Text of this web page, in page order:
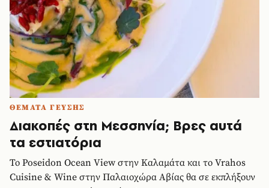
ΘΕΜΑΤΑ ΓΕΥΣΗΣ
Διακοπές στη Μεσσηνία; Βρες αυτά
τα εστιατόρια
Το Poseidon Ocean View στην Καλαμάτα και το Vrahos
Cuisine & Wine στην Παλαιοχώρα Αβίας θα σε εκπλήξουν